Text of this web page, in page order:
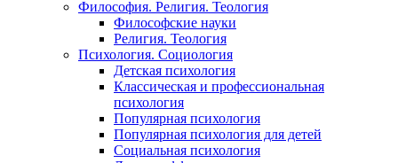
Философия. Религия. Теология
Философские науки
Религия. Теология
Психология. Социология
Детская психология
Классическая и профессиональная
психология
Популярная психология
Популярная психология для детей
Социальная психология